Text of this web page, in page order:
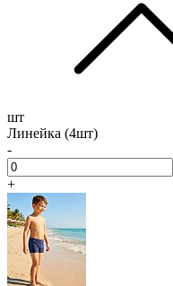
шт
Линейка (4шт)
-
+